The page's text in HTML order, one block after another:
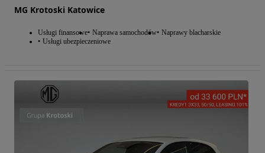
MG Krotoski Katowice
Usługi finansowe Naprawa samochodów Naprawy blacharskie
Usługi ubezpieczeniowe